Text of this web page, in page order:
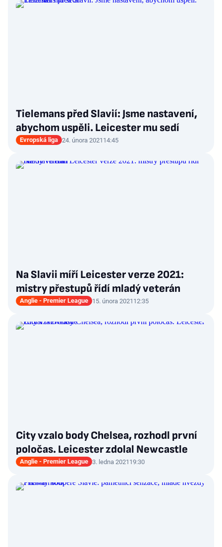
Tielemans před Slavií: Jsme nastavení,
abychom uspěli. Leicester mu sedí
Evropská liga 24. února 2021 14:45
Na Slavii míří Leicester verze 2021:
mistry přestupů řídí mladý veterán
Anglie - Premier League 15. února 2021 12:35
City vzalo body Chelsea, rozhodl první
poločas. Leicester zdolal Newcastle
Anglie - Premier League 3. ledna 2021 19:30